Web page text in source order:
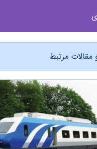
مقالات مرتبط